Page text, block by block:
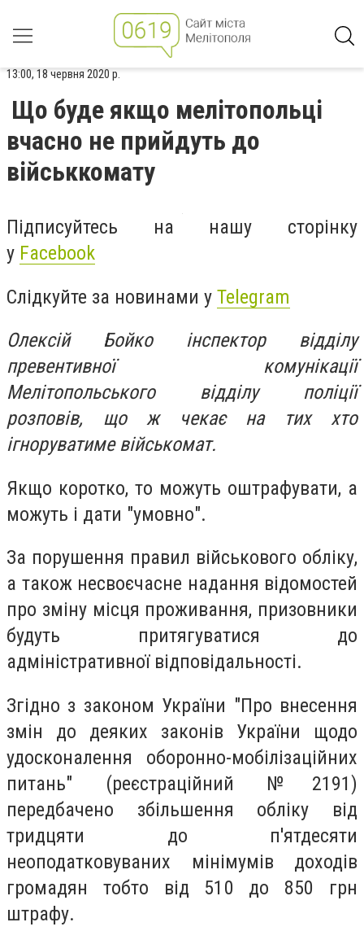
13:00, 18 червня 2020 р.
Що буде якщо мелітопольці
вчасно не прийдуть до
військкомату
Підписуйтесь на нашу сторінку
у Facebook
Слідкуйте за новинами у Telegram
Олексій Бойко інспектор відділу
превентивної комунікації
Мелітопольського відділу поліції
розповів, що ж чекає на тих хто
ігноруватиме військомат.
Якщо коротко, то можуть оштрафувати, а
можуть і дати "умовно".
За порушення правил військового обліку,
а також несвоєчасне надання відомостей
про зміну місця проживання, призовники
будуть притягуватися до
адміністративної відповідальності.
Згідно з законом України "Про внесення
змін до деяких законів України щодо
удосконалення оборонно-мобілізаційних
питань" (реєстраційний №2191)
передбачено збільшення обліку від
тридцяти до п'ятдесяти
неоподатковуваних мінімумів доходів
громадян тобто від 510 до 850 грн
штрафу.